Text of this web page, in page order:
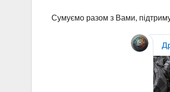
Сумуємо разом з Вами,